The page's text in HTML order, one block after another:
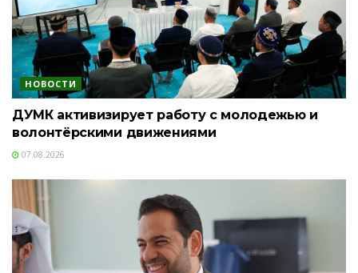
НОВОСТИ
ДУМК активизирует работу с молодежью и
волонтёрскими движениями
07.08.2026